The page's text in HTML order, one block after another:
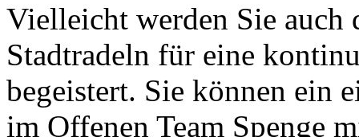
Vielleicht werden Sie auch
Stadtradeln für eine
begeistert. Sie können ein
im Offenen Team Spenge